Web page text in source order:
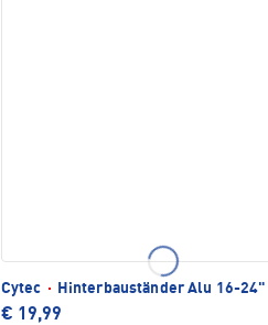
Cytec · Hinterbauständer Alu 16-24"
€ 19,99